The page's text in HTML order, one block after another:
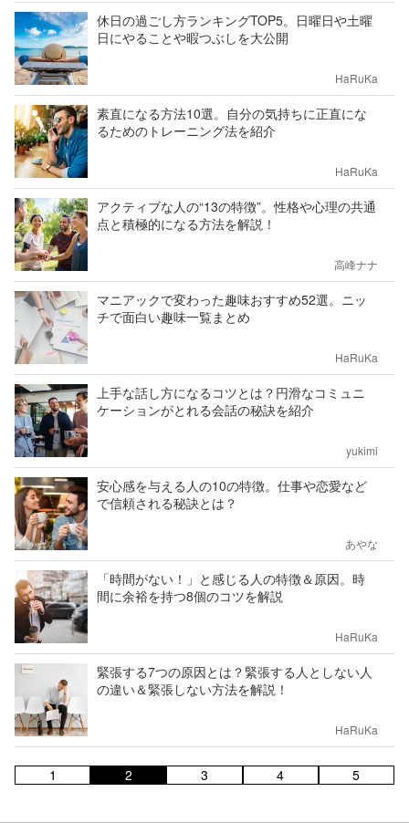
休日の過ごし方ランキングTOP5。日曜日や土曜
日にやることや暇つぶしを大公開
HaRuKa
素直になる方法10選。自分の気持ちに正直にな
るためのトレーニング法を紹介
HaRuKa
アクティブな人の“13の特徴”。性格や心理の共通
点と積極的になる方法を解説！
高峰ナナ
マニアックで変わった趣味おすすめ52選。ニッ
チで面白い趣味一覧まとめ
HaRuKa
上手な話し方になるコツとは？円滑なコミュニ
ケーションがとれる会話の秘訣を紹介
yukimi
安心感を与える人の10の特徴。仕事や恋愛など
で信頼される秘訣とは？
あやな
「時間がない！」と感じる人の特徴＆原因。時
間に余裕を持つ8個のコツを解説
HaRuKa
緊張する7つの原因とは？緊張する人としない人
の違い＆緊張しない方法を解説！
HaRuKa
1 2 3 4 5